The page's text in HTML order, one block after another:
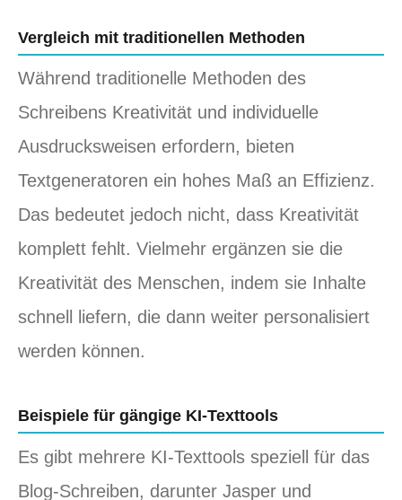
Vergleich mit traditionellen Methoden
Während traditionelle Methoden des
Schreibens Kreativität und individuelle
Ausdrucksweisen erfordern, bieten
Textgeneratoren ein hohes Maß an Effizienz.
Das bedeutet jedoch nicht, dass Kreativität
komplett fehlt. Vielmehr ergänzen sie die
Kreativität des Menschen, indem sie Inhalte
schnell liefern, die dann weiter personalisiert
werden können.
Beispiele für gängige KI-Texttools
Es gibt mehrere KI-Texttools speziell für das
Blog-Schreiben, darunter Jasper und